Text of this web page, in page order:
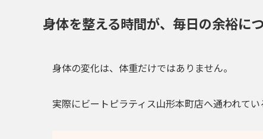
身体を整える時間が、毎日の余裕に
身体の変化は、体重だけではありません。
実際にビートピラティス山形本町店へ通われて